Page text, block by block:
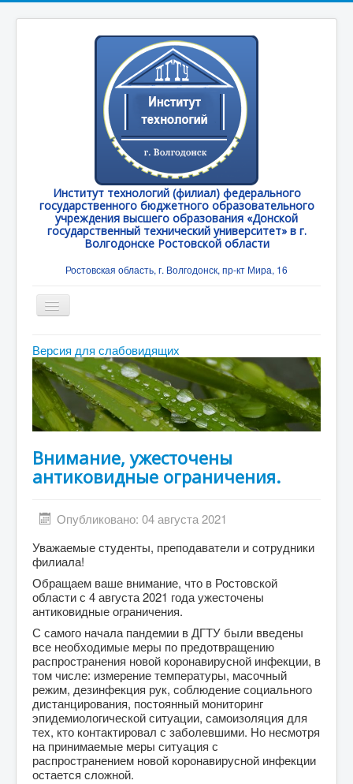
Институт технологий (филиал) федерального
государственного бюджетного образовательного
учреждения высшего образования «Донской
государственный технический университет» в г.
Волгодонске Ростовской области
Ростовская область, г. Волгодонск, пр-кт Мира, 16
Toggle
Navigation
Главная
Абитуриенту
Студенту
ДПО
Выпускнику
Сотруднику
Blog
About
Author Login
Версия для слабовидящих
Внимание, ужесточены
антиковидные ограничения.
Опубликовано: 04 августа 2021
Уважаемые студенты, преподаватели и сотрудники
филиала!
Обращаем ваше внимание, что в Ростовской
области с 4 августа 2021 года ужесточены
антиковидные ограничения.
С самого начала пандемии в ДГТУ были введены
все необходимые меры по предотвращению
распространения новой коронавирусной инфекции, в
том числе: измерение температуры, масочный
режим, дезинфекция рук, соблюдение социального
дистанцирования, постоянный мониторинг
эпидемиологической ситуации, самоизоляция для
тех, кто контактировал с заболевшими. Но несмотря
на принимаемые меры ситуация с
распространением новой коронавирусной инфекции
остается сложной.